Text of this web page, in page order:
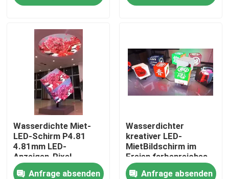
Über uns
Fabrik-Tour
Qualitätskontrolle
Kontaktiere uns
Wasserdichte Miet-
LED-Schirm P4.81
4.81mm LED-
Anzeigen-Pixel-
Neigung im Freien
Anfrage absenden
Wasserdichter
kreativer LED-
MietBildschirm im
Freien farbenreiches
4.81mm COLUMBIUM
Anfrage absenden